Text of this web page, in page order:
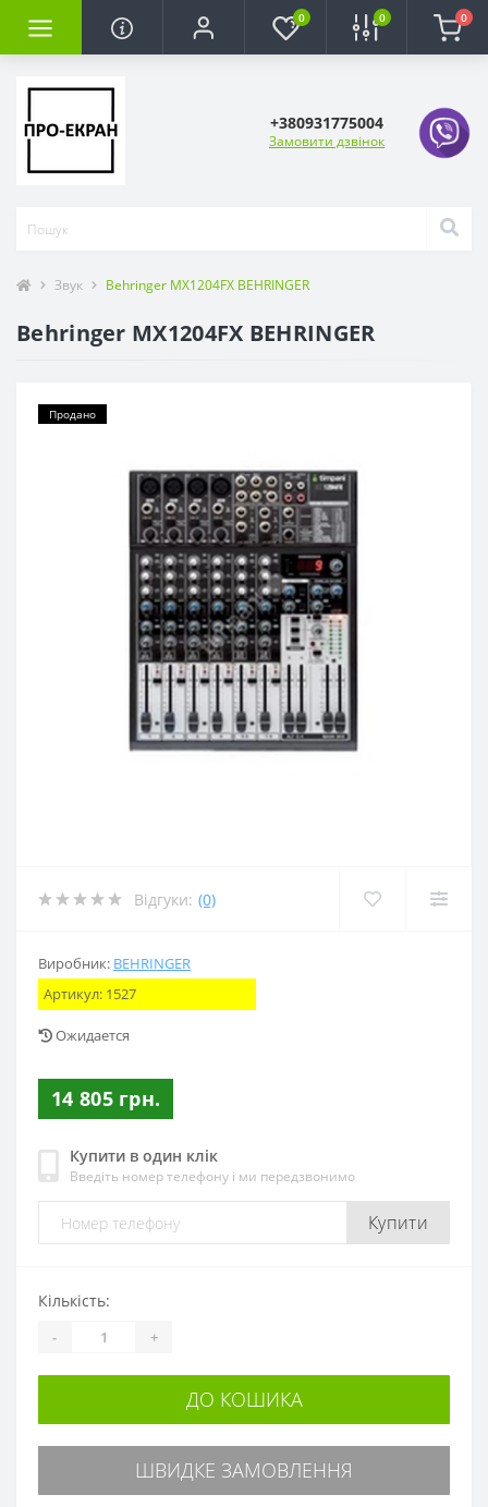
0 0 0
+380931775004
Замовити дзвінок
Звук Behringer MX1204FX BEHRINGER
Behringer MX1204FX BEHRINGER
Продано
Відгуки: (0)
Виробник: BEHRINGER
Артикул: 1527
Ожидается
14 805 грн.
Купити в один клік
Введіть номер телефону і ми передзвонимо
Купити
Кількість:
- +
ДО КОШИКА
ШВИДКЕ ЗАМОВЛЕННЯ